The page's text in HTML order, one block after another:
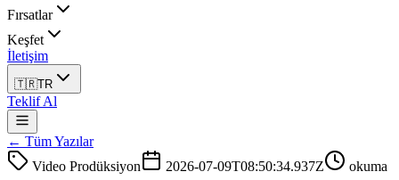
Fırsatlar
Keşfet
İletişim
🇹🇷TR
Teklif Al
← Tüm Yazılar
Video Prodüksiyon
2026-07-09T08:50:34.937Z okuma